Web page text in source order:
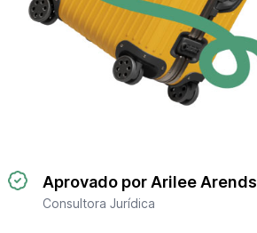
Aprovado por Arilee Arends
Consultora Jurídica